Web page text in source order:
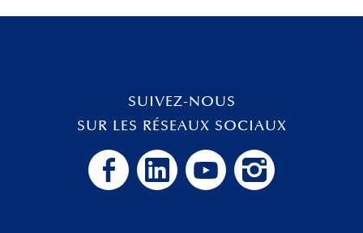
SUIVEZ-NOUS
SUR LES RÉSEAUX SOCIAUX